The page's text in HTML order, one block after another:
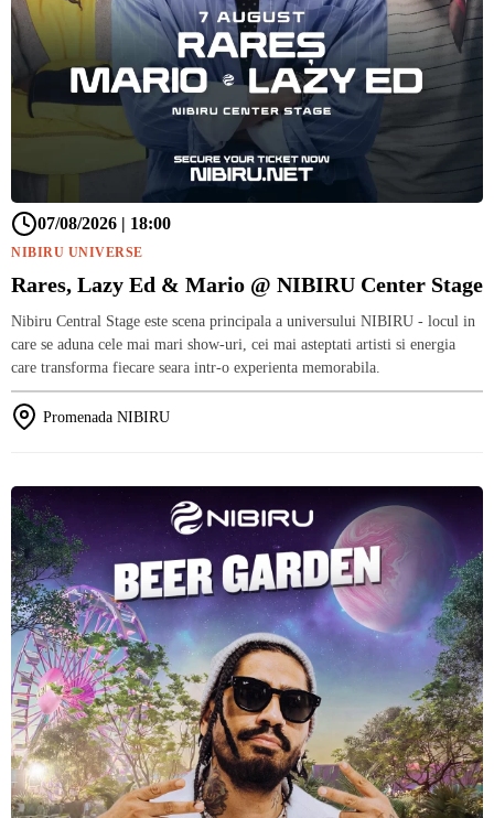
07/08/2026 | 18:00
NIBIRU UNIVERSE
Rares, Lazy Ed & Mario @ NIBIRU Center Stage
Nibiru Central Stage este scena principala a universului NIBIRU - locul in
care se aduna cele mai mari show-uri, cei mai asteptati artisti si energia
care transforma fiecare seara intr-o experienta memorabila.
Promenada NIBIRU